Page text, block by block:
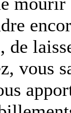
vous